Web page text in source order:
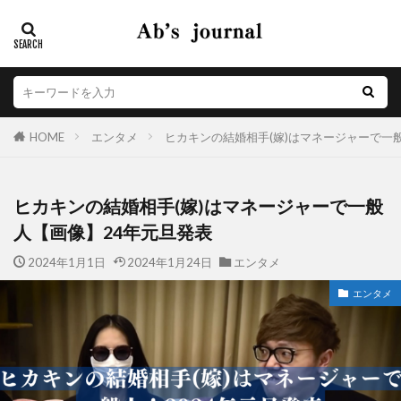
HOME エンタメ ヒカキンの結婚相手(嫁)はマネージャーで一
ヒカキンの結婚相手(嫁)はマネージャーで一般
人【画像】24年元旦発表
2024年1月1日 2024年1月24日 エンタメ
エンタメ